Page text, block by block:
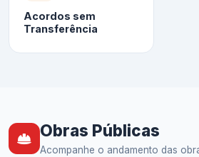
Acordos sem
Transferência
Obras Públicas
Acompanhe o andamento das